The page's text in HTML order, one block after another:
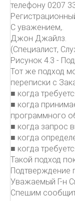
телефону 0207
С уважением,.
Джон Джайлз.
(Специалист,
Рисунок 4.3 -
Тот же подход
переписки с
■ когда
■ когда
программного
■ когда запрос
■ когда
■ когда
Такой подход
Подтверждение
Уважаемый Г-н
Спешим